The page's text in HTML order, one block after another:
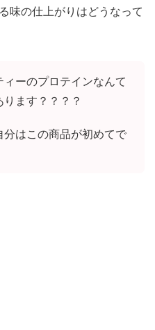
味の仕上がりはどうなって
ィーのプロテインなんて
ます？？？？
分はこの商品が初めてで